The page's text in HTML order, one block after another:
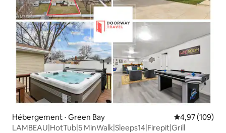
Hébergement ⋅ Green Bay Évaluation
4,97 (109)
LAMBEAU|HotTub|5 MinWalk|Sleeps14|Firepit|Grill